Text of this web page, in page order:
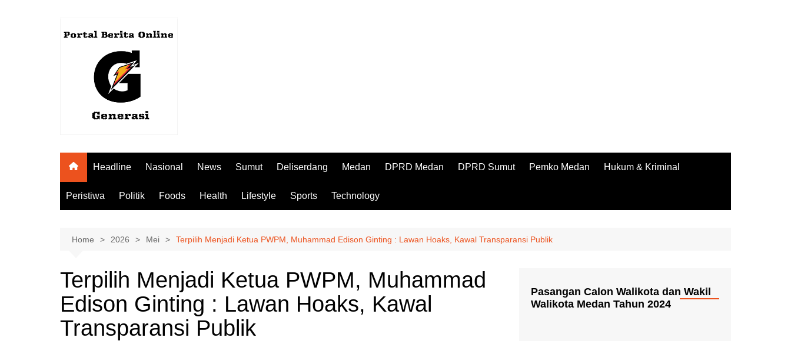
Headline Nasional News Sumut Deliserdang Medan DPRD Medan DPRD Sumut Pemko Medan Hukum & Kriminal
Peristiwa Politik Foods Health Lifestyle Sports Technology
Home 2026 Mei Terpilih Menjadi Ketua PWPM, Muhammad Edison Ginting : Lawan Hoaks, Kawal Transparansi Publik
Terpilih Menjadi Ketua PWPM, Muhammad
Edison Ginting : Lawan Hoaks, Kawal
Transparansi Publik
Pasangan Calon Walikota dan Wakil
Walikota Medan Tahun 2024